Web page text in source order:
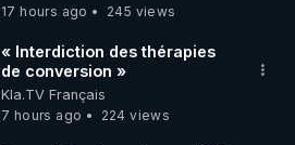
17 hours ago
245 views
« Interdiction des thérapies
de conversion »
Kla.TV Français
7 hours ago
224 views